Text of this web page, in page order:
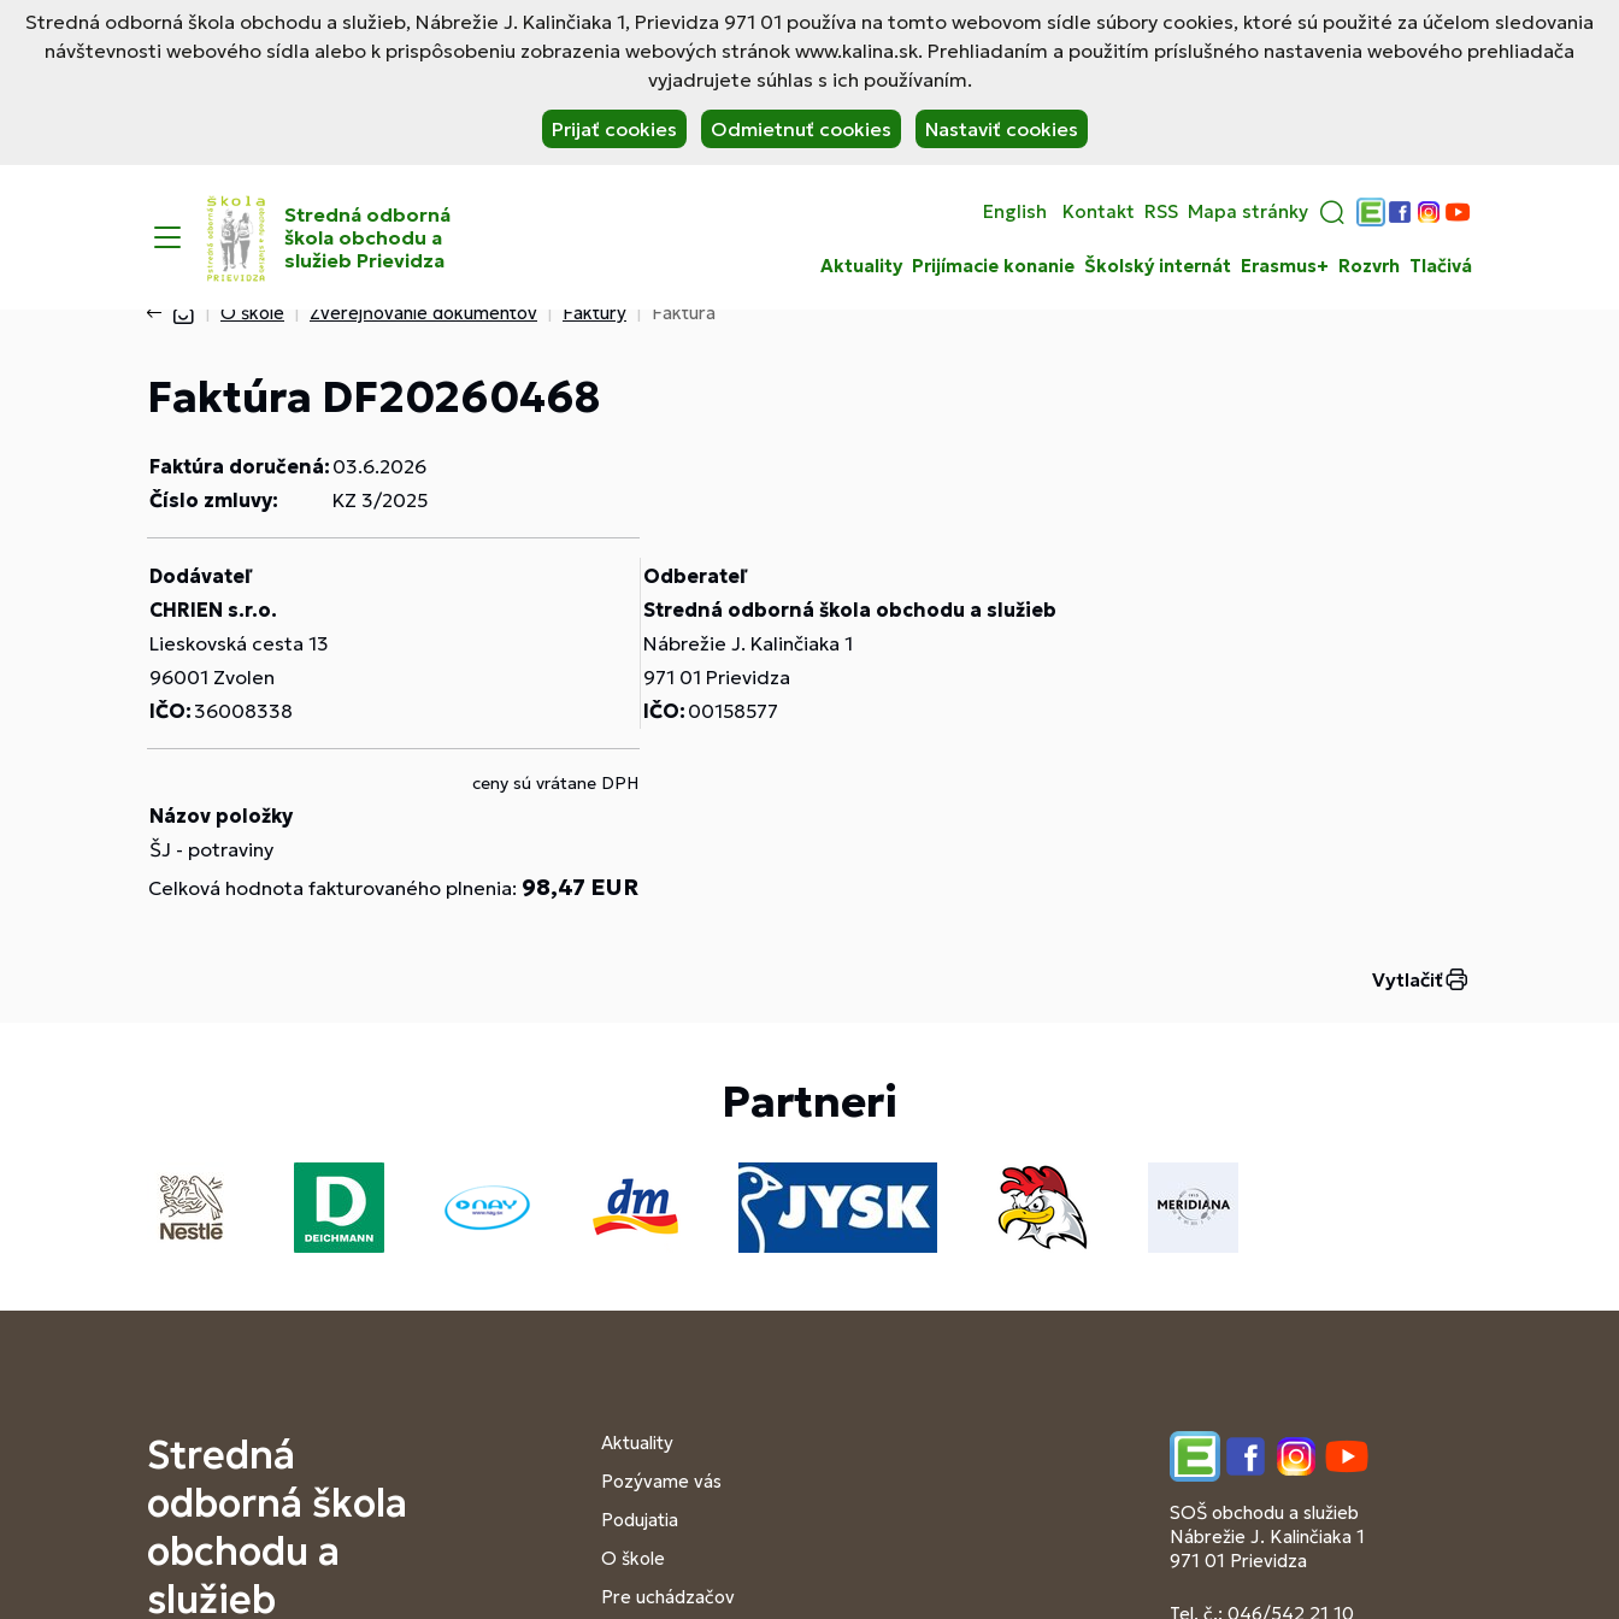
Stredná odborná škola obchodu a služieb, Nábrežie J. Kalinčiaka 1, Prievidza 971 01 používa na tomto webovom sídle súbory cookies, ktoré sú použité za účelom sledovania
návštevnosti webového sídla alebo k prispôsobeniu zobrazenia webových stránok www.kalina.sk. Prehliadaním a použitím príslušného nastavenia webového prehliadača
vyjadrujete súhlas s ich používaním.
Prijať cookies Odmietnuť cookies Nastaviť cookies
Stredná odborná
škola obchodu a
služieb Prievidza
English Kontakt RSS Mapa stránky
Edupage
Facebook
Instagram
YouTube
Aktuality Prijímacie konanie Školský internát Erasmus+ Rozvrh Tlačivá
O škole Zverejňovanie dokumentov Faktúry Faktúra
Faktúra DF20260468
Faktúra doručená: 03.6.2026
Číslo zmluvy:
KZ 3/2025
Dodávateľ
CHRIEN s.r.o.
Lieskovská cesta 13
96001 Zvolen
IČO: 36008338
Odberateľ
Stredná odborná škola obchodu a služieb
Nábrežie J. Kalinčiaka 1
971 01 Prievidza
IČO: 00158577
ceny sú vrátane DPH
Názov položky
ŠJ - potraviny
Celková hodnota fakturovaného plnenia: 98,47 EUR
Vytlačiť
Partneri
Stredná
odborná škola
obchodu a
služieb
Aktuality
Pozývame vás
Podujatia
O škole
Pre uchádzačov
EdupageFacebookInstagramYouTube
SOŠ obchodu a služieb
Nábrežie J. Kalinčiaka 1
971 01 Prievidza
Tel. č.: 046/542 21 10